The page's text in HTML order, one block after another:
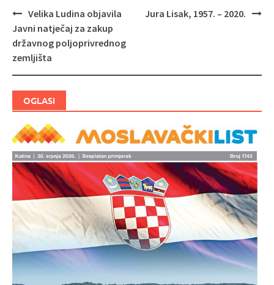
Navigacija
objava
Velika Ludina objavila
Javni natječaj za zakup
državnog poljoprivrednog
zemljišta
Jura Lisak, 1957. – 2020.
OGLASI